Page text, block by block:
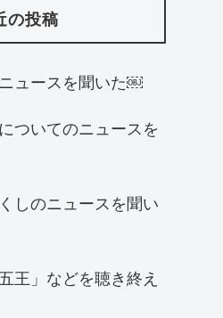
の投稿
ュースを聞いた￼
ついてのニュースを
しのニュースを聞い
王」などを聴き終え